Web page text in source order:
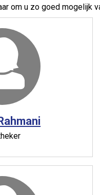
om u zo goed mogelijk